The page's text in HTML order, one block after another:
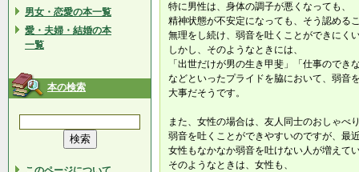
男女・恋愛の本一覧
愛・夫婦・結婚の本
一覧
本の検索
特に男性は、身体の調子が悪くなっても、
精神状態が不安定になっても、そう認める
無理をし続け、弱音を吐くことができにく
しかし、そのようなときには、
「出世だけが男の生き甲斐」「仕事のでき
などといったプライドを脇において、弱音
大事だそうです。
また、女性の場合は、友人同士のおしゃべ
弱音を吐くことができやすいのですが、最
女性もなかなか弱音を吐けない人が増えて
そのようなときは、女性も、